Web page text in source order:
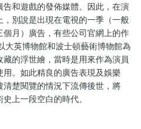
告和遊戲的發佈媒體。因此，在演
，別說是出現在電視的一季（一般
個月）廣告，有些公司官網上的作
大英博物館和波士頓藝術博物館為
的浮世繪，當時是用來作為演員
。如此精良的廣告表現及娛樂
清楚閱覽的情況下流傳後世，將
上一段空白的時代。